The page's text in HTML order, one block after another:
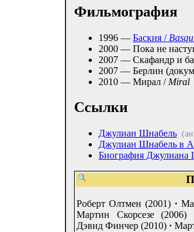
Фильмография
1996 — Баския /
2000 — Пока не
2007 — Скафандр и
2007 — Берлин
2010 — Мирал / Miral
Ссылки
Джулиан Шнабель
Джулиан Шнабель в
Биография Джулиана
Роберт Олтмен (2001)·
Мартин Скорсезе (2006)
Дэвид Финчер (2010) ·